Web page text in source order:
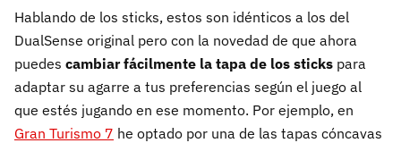
Hablando de los sticks, estos son idénticos a los del
DualSense original pero con la novedad de que ahora
puedes cambiar fácilmente la tapa de los sticks para
adaptar su agarre a tus preferencias según el juego al
que estés jugando en ese momento. Por ejemplo, en
Gran Turismo 7 he optado por una de las tapas cóncavas